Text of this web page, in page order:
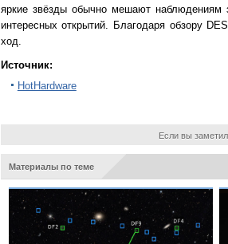
яркие звёзды обычно мешают
интересных открытий. Благодаря обзору
ход.
Источник:
HotHardware
Если вы
Материалы по теме